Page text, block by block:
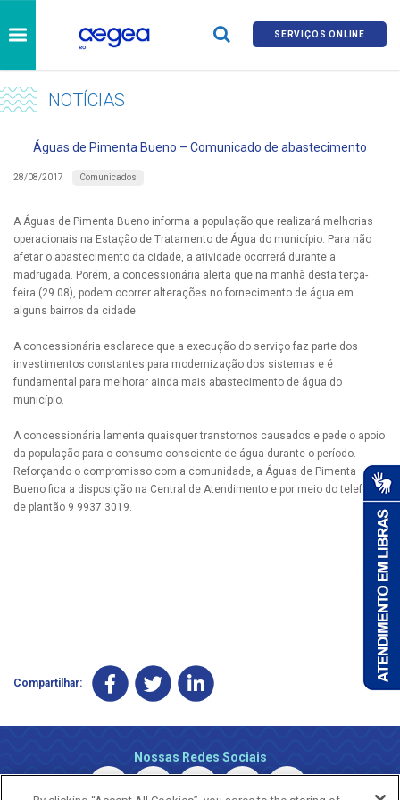
SERVIÇOS ONLINE
NOTÍCIAS
Águas de Pimenta Bueno – Comunicado de abastecimento
28/08/2017 Comunicados
A Águas de Pimenta Bueno informa a população que realizará melhorias
operacionais na Estação de Tratamento de Água do município. Para não
afetar o abastecimento da cidade, a atividade ocorrerá durante a
madrugada. Porém, a concessionária alerta que na manhã desta terça-
feira (29.08), podem ocorrer alterações no fornecimento de água em
alguns bairros da cidade.
A concessionária esclarece que a execução do serviço faz parte dos
investimentos constantes para modernização dos sistemas e é
fundamental para melhorar ainda mais abastecimento de água do
município.
A concessionária lamenta quaisquer transtornos causados e pede o apoio
da população para o consumo consciente de água durante o período.
Reforçando o compromisso com a comunidade, a Águas de Pimenta
Bueno fica a disposição na Central de Atendimento e por meio do telefone
de plantão 9 9937 3019.
Compartilhar:
Nossas Redes Sociais